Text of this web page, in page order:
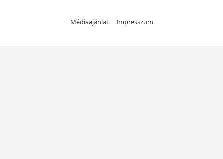
Médiaajánlat Impresszum